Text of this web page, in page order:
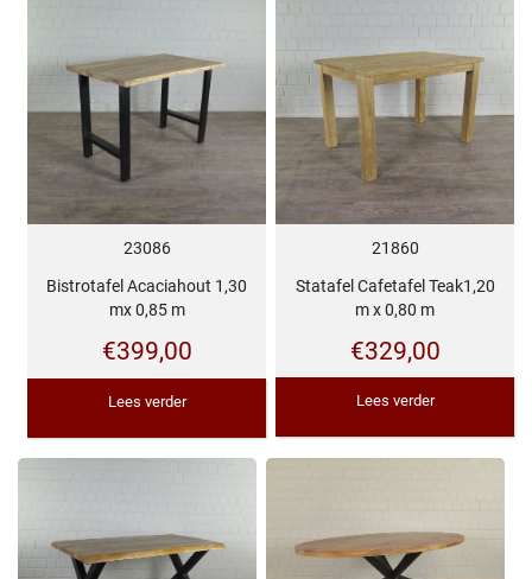
23086
Bistrotafel Acaciahout 1,30
mx 0,85 m
€399,00
Lees verder
21860
Statafel Cafetafel Teak1,20
m x 0,80 m
€329,00
Lees verder